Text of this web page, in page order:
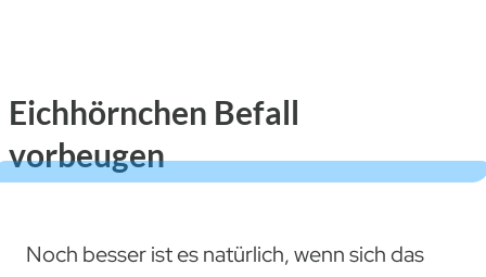
Eichhörnchen Befall
vorbeugen
Noch besser ist es natürlich, wenn sich das